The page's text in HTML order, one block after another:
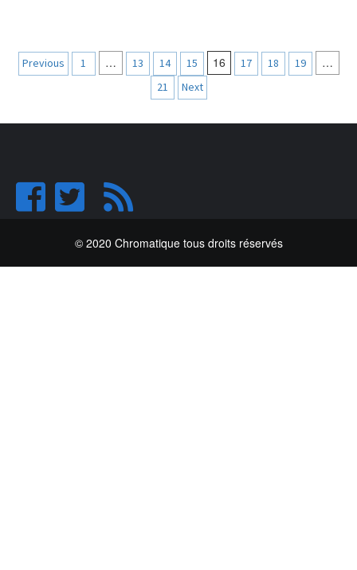
Navigation
des
Previous 1 … 13 14 15 16 17 18 19 …
21 Next
© 2020 Chromatique tous droits réservés